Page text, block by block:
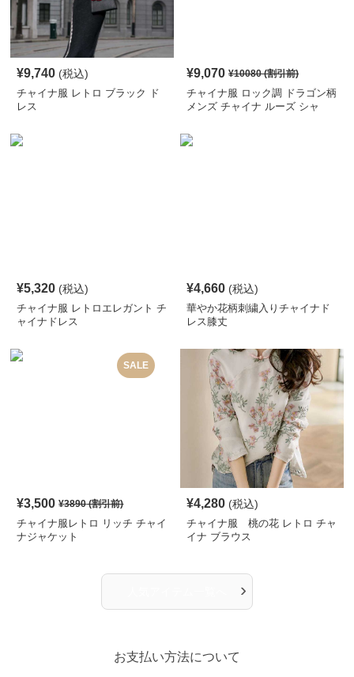
¥9,740 (税込)
チャイナ服 レトロ ブラック ド
レス
¥9,070 ¥10080(割引前)
チャイナ服 ロック調 ドラゴン柄
メンズ チャイナ ルーズ シャ
¥5,320 (税込)
チャイナ服 レトロエレガント チ
ャイナドレス
¥4,660 (税込)
華やか花柄刺繍入りチャイナド
レス膝丈
SALE
¥3,500 ¥3890(割引前)
チャイナ服レトロ リッチ チャイ
ナジャケット
¥4,280 (税込)
チャイナ服 桃の花 レトロ チャ
イナ ブラウス
›
お支払い方法について